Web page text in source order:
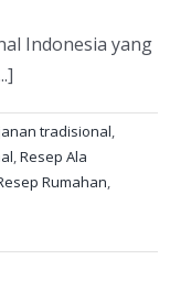
Indonesia yang
tradisional,
,Resep Ala
Rumahan,